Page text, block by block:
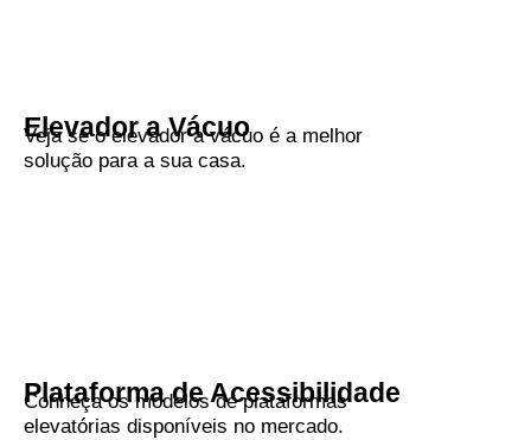
Elevador a Vácuo
Veja se o elevador a vácuo é a melhor
solução para a sua casa.
Plataforma de Acessibilidade
Conheça os modelos de plataformas
elevatórias disponíveis no mercado.